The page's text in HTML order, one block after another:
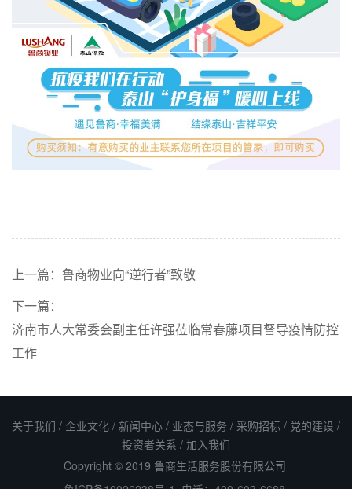
上一篇： 鲁商物业向“逆行者”致敬
下一篇：
济南市人大常委会副主任许强莅临常春藤项目督导疫情防控
工作
关于我们 / 企业文化 / 新闻中心 / 业态与服务 / 采购招标 / 党的建设 /
投资者关系 / 加入我们
Copyright © 2019 鲁商生活服务股份有限公司